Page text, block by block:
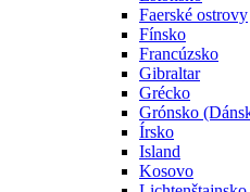
Faerské ostrovy
Fínsko
Francúzsko
Gibraltar
Grécko
Grónsko
Írsko
Island
Kosovo